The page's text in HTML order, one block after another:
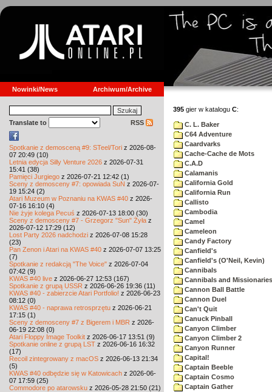
Nowinki/News Archiwum/Archive
Translate to RSS
Spotkanie z demosceną #9: STeel/Tori z 2026-08-
07 20:49 (10)
Letnia edycja Silly Venture 2026 z 2026-07-31
15:41 (38)
Pamięci Jurgiego z 2026-07-21 12:42 (1)
Sceny z demosceny #7: opowiada SuN z 2026-07-
19 15:24 (2)
Atari Muzeum w Poznaniu na KWAS #40 z 2026-
07-16 16:10 (4)
Nie żyje kolega Pecuś z 2026-07-13 18:00 (30)
Sceny z demosceny #7 - Grzegorz "Sun" Żyła z
2026-07-12 17:29 (12)
Lost Party 2026 nadchodzi z 2026-07-08 15:28
(23)
Pan Zenon i Atari na KWAS #40 z 2026-07-07 13:25
(7)
Spotkanie z redakcją "The Voice" z 2026-07-04
07:42 (9)
KWAS #40 live z 2026-06-27 12:53 (167)
Spotkanie z grupą USSR z 2026-06-26 19:36 (11)
KWAS #40 - zabierzcie Atari Portfolio! z 2026-06-23
08:12 (0)
KWAS #40 - naprawa retrosprzętu z 2026-06-21
17:15 (1)
Sceny z demosceny #7 z Bigerem i MBR z 2026-
06-19 22:08 (0)
Atari Floppy Image Toolkit z 2026-06-17 13:51 (9)
Spotkanie online z grupą LST z 2026-06-16 16:32
(17)
Recoil zintegrowany z macOS z 2026-06-13 21:34
(5)
KWAS #40 odbędzie się w Katowicach z 2026-06-
07 17:59 (25)
Commodore po atarowsku z 2026-05-28 21:50 (21)
395 gier w katalogu C:
C. L. Baker
C64 Adventure
Caardvarks
Cache-Cache de Mots
C.A.D
Calamanis
California Gold
California Run
Callisto
Cambodia
Camel
Cameleon
Candy Factory
Canfield's
Canfield's (O'Neil, Kevin)
Cannibals
Cannibals and Missionaries
Cannon Ball Battle
Cannon Duel
Can't Quit
Canuck Pinball
Canyon Climber
Canyon Climber 2
Canyon Runner
Capital!
Captain Beeble
Captain Cosmo
Captain Gather